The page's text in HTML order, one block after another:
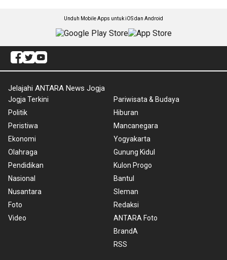
Unduh Mobile Apps untuk iOS dan Android
Jelajahi ANTARA News Jogja
Jogja Terkini
Politik
Peristiwa
Ekonomi
Olahraga
Pendidikan
Nasional
Nusantara
Foto
Video
Pariwisata & Budaya
Hiburan
Mancanegara
Yogyakarta
Gunung Kidul
Kulon Progo
Bantul
Sleman
Redaksi
ANTARA Foto
BrandA
RSS